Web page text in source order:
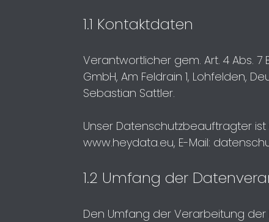
1.1 Kontaktdaten
Verantwortlicher gem. Art. 4 Abs. 7
GmbH, Am Feldrain 1, Lohfelden,
Sebastian Sattler.
Unser Datenschutzbeauftragter ist
www.heydata.eu, E-Mail:
1.2 Umfang der
Den Umfang der Verarbeitung